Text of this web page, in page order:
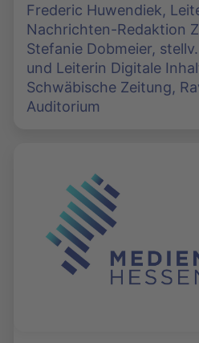
Frederic Huwendiek,
Nachrichten-Redaktion
Stefanie Dobmeier,
und Leiterin Digitale
Schwäbische Zeitung,
Auditorium